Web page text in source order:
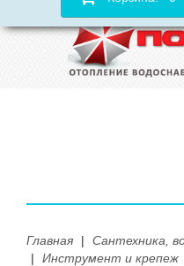
Главная |
Сантехника,
|
Инструмент и крепеж